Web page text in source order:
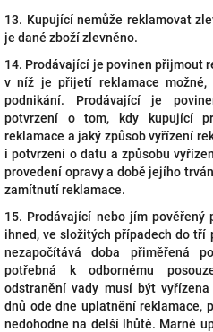
13. Kupující nemůže reklamovat
je dané zboží zlevněno.
14. Prodávající je povinen přijmout
v níž je přijetí reklamace
podnikání. Prodávající je
potvrzení o tom, kdy kupující
reklamace a jaký způsob vyřízení
i potvrzení o datu a způsobu
provedení opravy a době jejího
zamítnutí reklamace.
15. Prodávající nebo jím pověřený
ihned, ve složitých případech do tří
nezapočítává doba přiměřená
potřebná k odbornému
odstranění vady musí být
dnů ode dne uplatnění reklamace,
nedohodne na delší lhůtě. Marné